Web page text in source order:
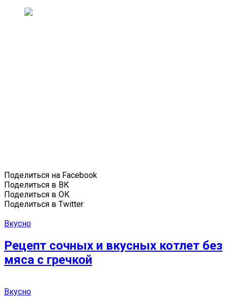
Поделиться на Facebook
Поделиться в ВК
Поделиться в ОК
Поделиться в Twitter
Вкусно
Рецепт сочных и вкусных котлет без
мяса с гречкой
Вкусно